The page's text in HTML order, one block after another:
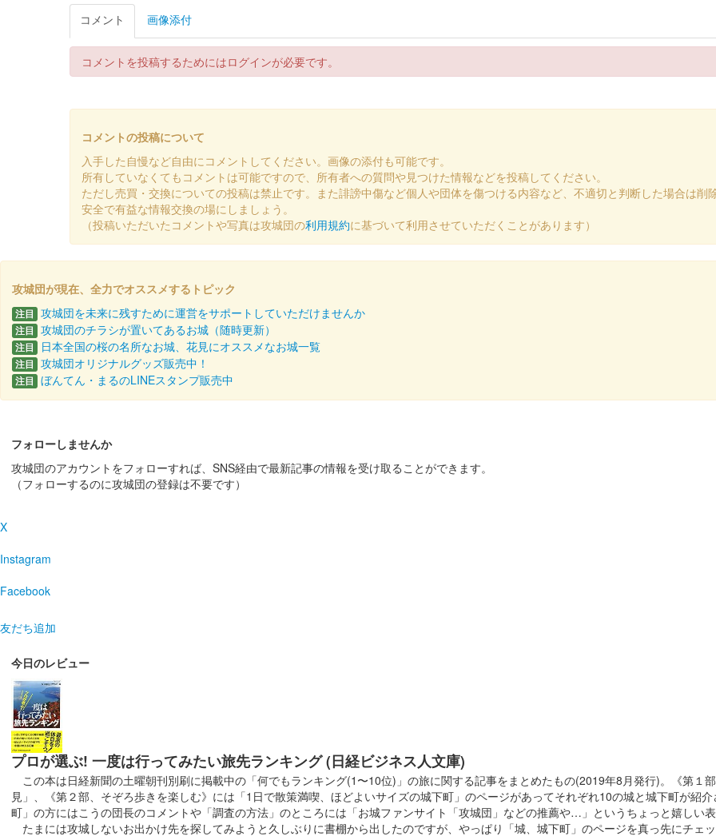
沼田城跡 御城印 旧暦（師走）2025年版
販売終了
沼田城址 御城印
販売終了
沼田城跡 御城印 冬至
販売終了
沼田城址 御城印 十三夜
販売終了
沼田城跡 御城印
沼田城跡 御城印 旧暦（霜月） 2025年版
沼田城址 御城印
沼田城址 御城印 秋分の日
販売終了
コメント 画像添付
コメントを投稿するためにはログインが必要です。
コメントの投稿について
入手した自慢など自由にコメントしてください。画像の添付も可能です。
所有していなくてもコメントは可能ですので、所有者への質問や見つけた情報などを投稿してください。
ただし売買・交換についての投稿は禁止です。また誹謗中傷など個人や団体を傷つける内容など、不適切と判断した場合は削
安全で有益な情報交換の場にしましょう。
（投稿いただいたコメントや写真は攻城団の利用規約に基づいて利用させていただくことがあります）
攻城団が現在、全力でオススメするトピック
注目 攻城団を未来に残すために運営をサポートしていただけませんか
注目 攻城団のチラシが置いてあるお城（随時更新）
注目 日本全国の桜の名所なお城、花見にオススメなお城一覧
注目 攻城団オリジナルグッズ販売中！
注目 ぼんてん・まるのLINEスタンプ販売中
フォローしませんか
攻城団のアカウントをフォローすれば、SNS経由で最新記事の情報を受け取ることができます。
（フォローするのに攻城団の登録は不要です）
X
Instagram
Facebook
友だち追加
今日のレビュー
プロが選ぶ! 一度は行ってみたい旅先ランキング (日経ビジネス人文庫)
この本は日経新聞の土曜朝刊別刷に掲載中の「何でもランキング(1〜10位)」の旅に関する記事をまとめたもの(2019年8月発行)。《第１
見」、《第２部、そぞろ歩きを楽しむ》には「1日で散策満喫、ほどよいサイズの城下町」のページがあってそれぞれ10の城と城下町が紹
町」の方にはこうの団長のコメントや「調査の方法」のところには「お城ファンサイト「攻城団」などの推薦や…」というちょっと嬉しい
たまには攻城しないお出かけ先を探してみようと久しぶりに書棚から出したのですが、やっぱり「城、城下町」のページを真っ先にチェ